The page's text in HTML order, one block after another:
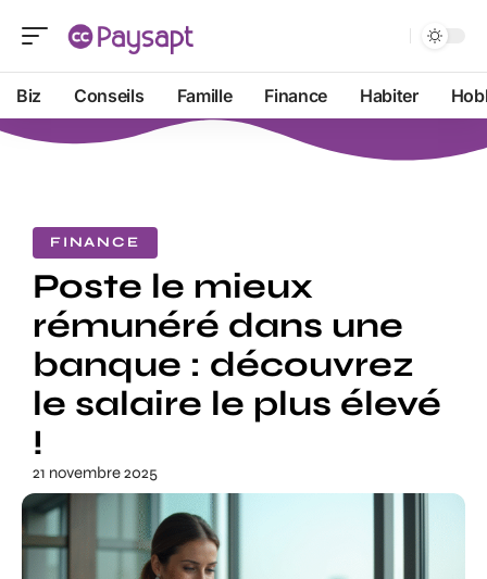
Biz Conseils Famille Finance Habiter
FINANCE
Poste le mieux
rémunéré dans une
banque : découvrez
le salaire le plus élevé
!
21 novembre 2025